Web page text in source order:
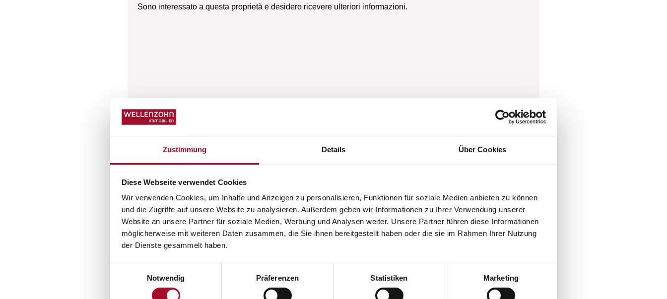
Zustimmung Details Über Cookies
Diese Webseite verwendet Cookies
Wir verwenden Cookies, um Inhalte und Anzeigen zu personalisieren, Funktionen für soziale Medien anbieten zu können
und die Zugriffe auf unsere Website zu analysieren. Außerdem geben wir Informationen zu Ihrer Verwendung unserer
Website an unsere Partner für soziale Medien, Werbung und Analysen weiter. Unsere Partner führen diese Informationen
möglicherweise mit weiteren Daten zusammen, die Sie ihnen bereitgestellt haben oder die sie im Rahmen Ihrer Nutzung
der Dienste gesammelt haben.
Notwendig
Präferenzen Statistiken Marketing
Posizione e dintorni